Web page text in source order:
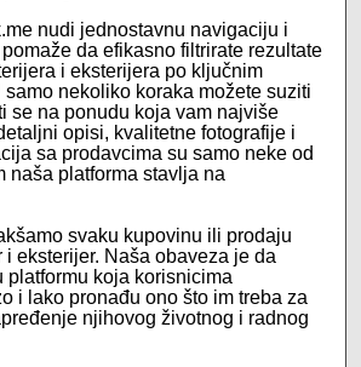
nudi jednostavnu navigaciju i
da efikasno filtrirate rezultate
i eksterijera po ključnim
nekoliko koraka možete suziti
se na ponudu koja vam najviše
opisi, kvalitetne fotografije i
sa prodavcima su samo neke od
naša platforma stavlja na
svaku kupovinu ili prodaju
i eksterijer. Naša obaveza je da
platformu koja korisnicima
i lako pronađu ono što im treba za
njihovog životnog i radnog